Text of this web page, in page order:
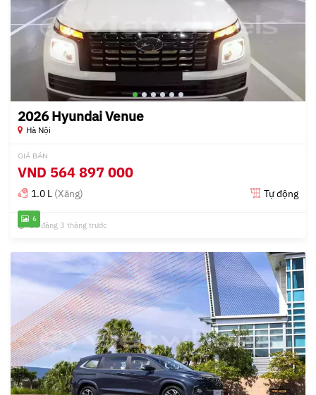
6
2026 Hyundai Venue
Hà Nội
GIÁ BÁN
VND 564 897 000
1.0 L (Xăng) Tự động
Đã đăng 3 tháng trước